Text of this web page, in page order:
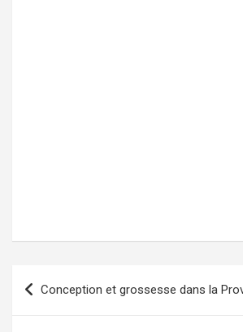
Navigation
de
Conception et grossesse dans la